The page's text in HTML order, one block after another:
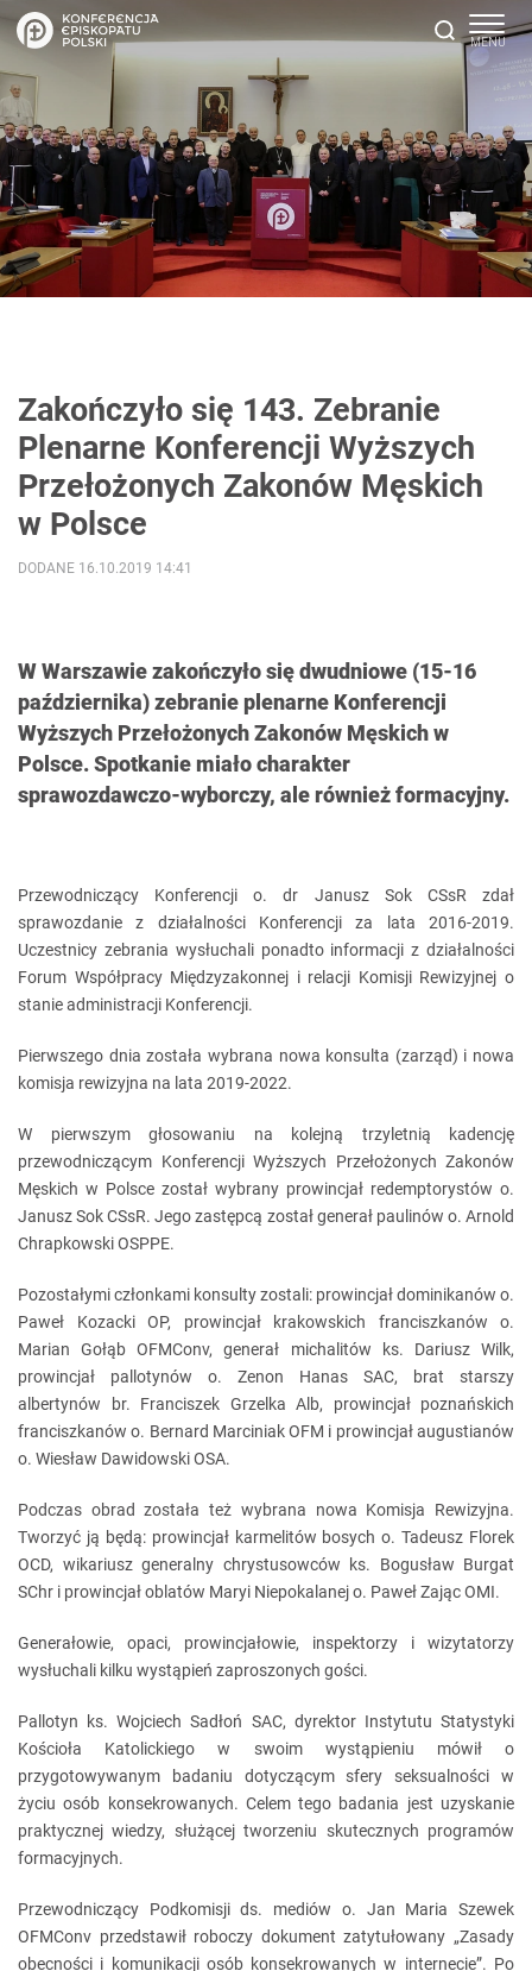
Zakończyło się 143. Zebranie
Plenarne Konferencji Wyższych
Przełożonych Zakonów Męskich
w Polsce
W Warszawie zakończyło się dwudniowe (15-16
października) zebranie plenarne Konferencji
Wyższych Przełożonych Zakonów Męskich w
Polsce. Spotkanie miało charakter
sprawozdawczo-wyborczy, ale również formacyjny.
DODANE 16.10.2019 14:41
Przewodniczący Konferencji o. dr Janusz Sok CSsR zdał
sprawozdanie z działalności Konferencji za lata 2016-2019.
Uczestnicy zebrania wysłuchali ponadto informacji z działalności
Forum Współpracy Międzyzakonnej i relacji Komisji Rewizyjnej o
stanie administracji Konferencji.
Pierwszego dnia została wybrana nowa konsulta (zarząd) i nowa
komisja rewizyjna na lata 2019-2022.
W pierwszym głosowaniu na kolejną trzyletnią kadencję
przewodniczącym Konferencji Wyższych Przełożonych Zakonów
Męskich w Polsce został wybrany prowincjał redemptorystów o.
Janusz Sok CSsR. Jego zastępcą został generał paulinów o. Arnold
Chrapkowski OSPPE.
Pozostałymi członkami konsulty zostali: prowincjał dominikanów o.
Paweł Kozacki OP, prowincjał krakowskich franciszkanów o.
Marian Gołąb OFMConv, generał michalitów ks. Dariusz Wilk,
prowincjał pallotynów o. Zenon Hanas SAC, brat starszy
albertynów br. Franciszek Grzelka Alb, prowincjał poznańskich
franciszkanów o. Bernard Marciniak OFM i prowincjał augustianów
o. Wiesław Dawidowski OSA.
Podczas obrad została też wybrana nowa Komisja Rewizyjna.
Tworzyć ją będą: prowincjał karmelitów bosych o. Tadeusz Florek
OCD, wikariusz generalny chrystusowców ks. Bogusław Burgat
SChr i prowincjał oblatów Maryi Niepokalanej o. Paweł Zając OMI.
Generałowie, opaci, prowincjałowie, inspektorzy i wizytatorzy
wysłuchali kilku wystąpień zaproszonych gości.
Pallotyn ks. Wojciech Sadłoń SAC, dyrektor Instytutu Statystyki
Kościoła Katolickiego w swoim wystąpieniu mówił o
przygotowywanym badaniu dotyczącym sfery seksualności w
życiu osób konsekrowanych. Celem tego badania jest uzyskanie
praktycznej wiedzy, służącej tworzeniu skutecznych programów
formacyjnych.
Przewodniczący Podkomisji ds. mediów o. Jan Maria Szewek
OFMConv przedstawił roboczy dokument zatytułowany „Zasady
obecności i komunikacji osób konsekrowanych w internecie”. Po